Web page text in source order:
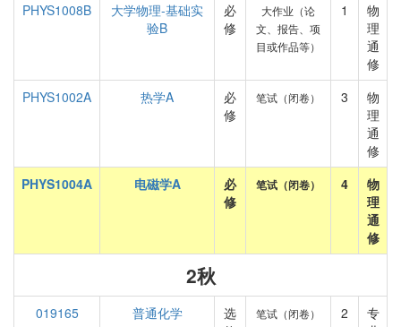
PHYS1008B
大学物理-基础实
验B
必
修
大作业（论
文、报告、项
目或作品等）
1
物
理
通
修
PHYS1002A
热学A
必
修
笔试（闭卷） 3
物
理
通
修
PHYS1004A
电磁学A
必
修
笔试（闭卷） 4
物
理
通
修
2秋
019165 普通化学
选
笔试（闭卷） 2
专